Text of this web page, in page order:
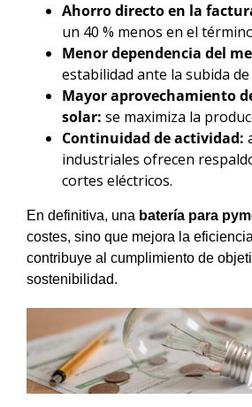
Ahorro directo en la
un 40 % menos en el
Menor dependencia del
estabilidad ante la subida
Mayor aprovechamiento
solar: se maximiza la
Continuidad de actividad:
industriales ofrecen
cortes eléctricos.
En definitiva, una batería para
costes, sino que mejora la
contribuye al cumplimiento de
sostenibilidad.